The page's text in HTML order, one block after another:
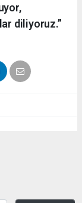
diliyoruz.”